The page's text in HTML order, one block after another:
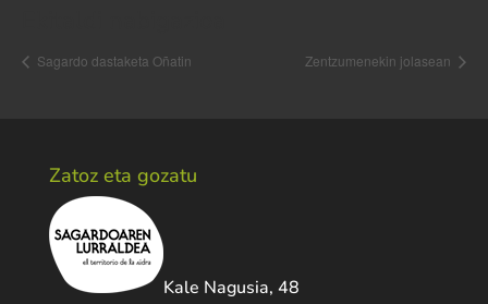
Sagardo dastaketa Oñatin Zentzumenekin jolasean
Zatoz eta gozatu
Kale Nagusia, 48